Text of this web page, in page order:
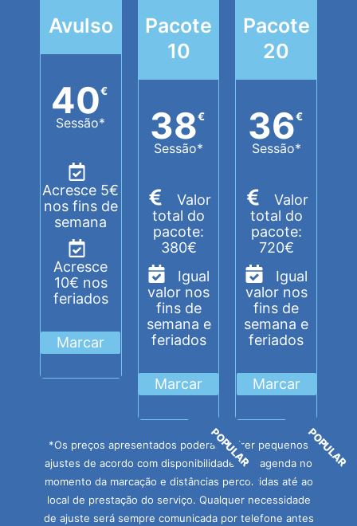
Avulso
40€
Sessão*
Acresce 5€
nos fins de
semana
Acresce
10€ nos
feriados
Marcar
Pacote
10
38€
Sessão*
Valor
total do
pacote:
380€
Igual
valor nos
fins de
semana e
feriados
Marcar
POPULAR
Pacote
20
36€
Sessão*
Valor
total do
pacote:
720€
Igual
valor nos
fins de
semana e
feriados
Marcar
POPULAR
*Os preços apresentados poderão sofrer pequenos
ajustes de acordo com disponibilidades de agenda no
momento da marcação e distâncias percorridas até ao
local de prestação do serviço. Qualquer necessidade
de ajuste será sempre comunicada por telefone antes